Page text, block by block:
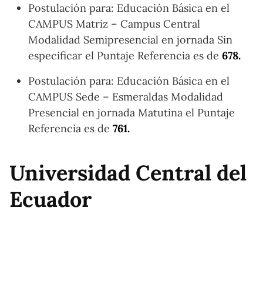
Postulación para: Educación Básica en el
CAMPUS Matriz – Campus Central
Modalidad Semipresencial en jornada Sin
especificar el Puntaje Referencia es de 678.
Postulación para: Educación Básica en el
CAMPUS Sede – Esmeraldas Modalidad
Presencial en jornada Matutina el Puntaje
Referencia es de 761.
Universidad Central del
Ecuador